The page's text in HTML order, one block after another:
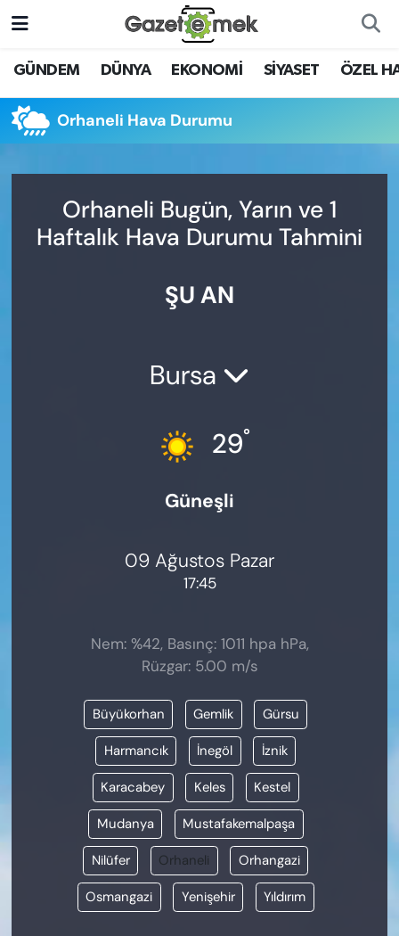
GÜNDEM DÜNYA EKONOMİ SİYASET ÖZEL
Orhaneli Hava Durumu
Orhaneli Bugün, Yarın ve 1
Haftalık Hava Durumu Tahmini
ŞU AN
Bursa
29°
Güneşli
09 Ağustos Pazar
17:45
Nem: %42, Basınç: 1011 hpa hPa,
Rüzgar: 5.00 m/s
Büyükorhan Gemlik Gürsu
Harmancık İnegöl İznik
Karacabey Keles Kestel
Mudanya Mustafakemalpaşa
Nilüfer Orhaneli Orhangazi
Osmangazi Yenişehir Yıldırım
DÜNYA
EKONOMİ
YENİ MEDYADA EMEK
GAZETECİLİĞİNİ GELİŞTİRMEK
ÖZEL HABER
SİYASET
VAN VE DİYARBAKIR HABERLERİ
Nöbetçi Eczaneler
Hava Durumu
Trafik Durumu
Süper Lig Puan Durumu ve Fikstür